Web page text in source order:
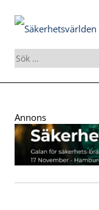
Sök
efter:
to
content
Annons